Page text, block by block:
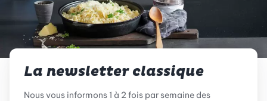
La newsletter classique
Nous vous informons 1 à 2 fois par semaine des